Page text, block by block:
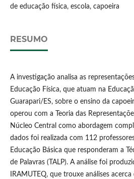
de educação física, escola, capoeira
RESUMO
A investigação analisa as
Educação Física, que atuam na
Guarapari/ES, sobre o ensino da
operou com a Teoria das
Núcleo Central como abordagem
dados foi realizada com 112
Educação Básica que responderam a
de Palavras (TALP). A análise foi
IRAMUTEQ, que trouxe análises acerca